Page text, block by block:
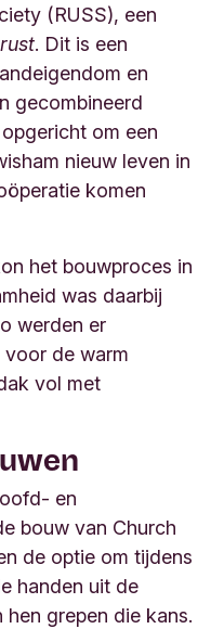
(RUSS), een
. Dit is een
en
gecombineerd
om een
nieuw leven in
komen
het bouwproces in
was daarbij
werden er
de warm
vol met
en
bouw van Church
de optie om tijdens
handen uit de
grepen die kans.